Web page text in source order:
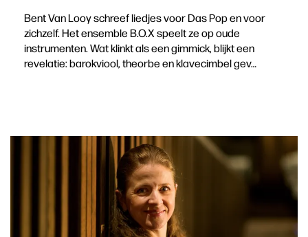
Bent Van Looy schreef liedjes voor Das Pop en voor
zichzelf. Het ensemble B.O.X speelt ze op oude
instrumenten. Wat klinkt als een gimmick, blijkt een
revelatie: barokviool, theorbe en klavecimbel gev…